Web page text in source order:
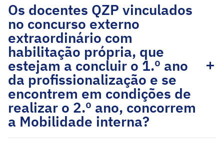
Os docentes QZP vinculados
no concurso externo
extraordinário com
habilitação própria, que
estejam a concluir o 1.º ano
da profissionalização e se
encontrem em condições de
realizar o 2.º ano, concorrem
a Mobilidade interna?